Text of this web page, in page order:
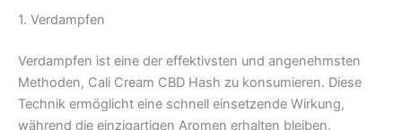
1. Verdampfen
Verdampfen ist eine der effektivsten und angenehmsten
Methoden, Cali Cream CBD Hash zu konsumieren. Diese
Technik ermöglicht eine schnell einsetzende Wirkung,
während die einzigartigen Aromen erhalten bleiben.